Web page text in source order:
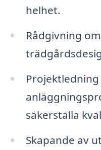
helhet.
Rådgivning
säkerställa
Skapande av